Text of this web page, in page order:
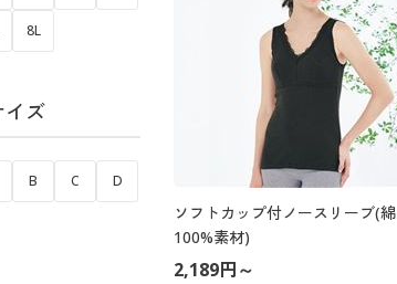
ソフトカップ付ノースリーブ(綿
100%素材)
2,189円～
8L
イズ
B C D